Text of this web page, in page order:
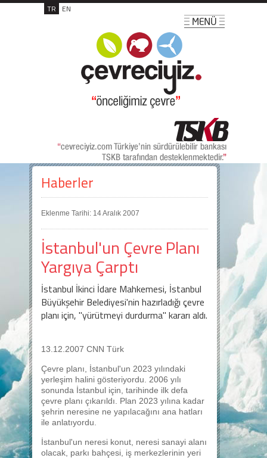
TR EN
Haberler
Eklenme Tarihi: 14 Aralık 2007
İstanbul'un Çevre Planı
Yargıya Çarptı
İstanbul İkinci İdare Mahkemesi, İstanbul
Büyükşehir Belediyesi'nin hazırladığı çevre
planı için, ''yürütmeyi durdurma'' kararı aldı.
13.12.2007 CNN Türk
Çevre planı, İstanbul'un 2023 yılındaki
yerleşim halini gösteriyordu. 2006 yılı
sonunda İstanbul için, tarihinde ilk defa
çevre planı çıkarıldı. Plan 2023 yılına kadar
şehrin neresine ne yapılacağını ana hatları
ile anlatıyordu.
İstanbul'un neresi konut, neresi sanayi alanı
olacak, parkı bahçesi, iş merkezlerinin yeri